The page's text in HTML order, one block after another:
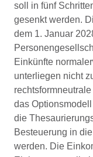
soll in fünf
gesenkt werden.
dem 1. Januar
Einkünfte
unterliegen nicht
das
die
Besteuerung in
werden. Die